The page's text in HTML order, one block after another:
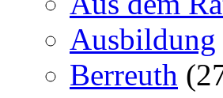
Ausbildung
Berreuth